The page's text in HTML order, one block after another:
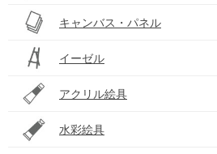
キャンバス・パネル
イーゼル
アクリル絵具
水彩絵具